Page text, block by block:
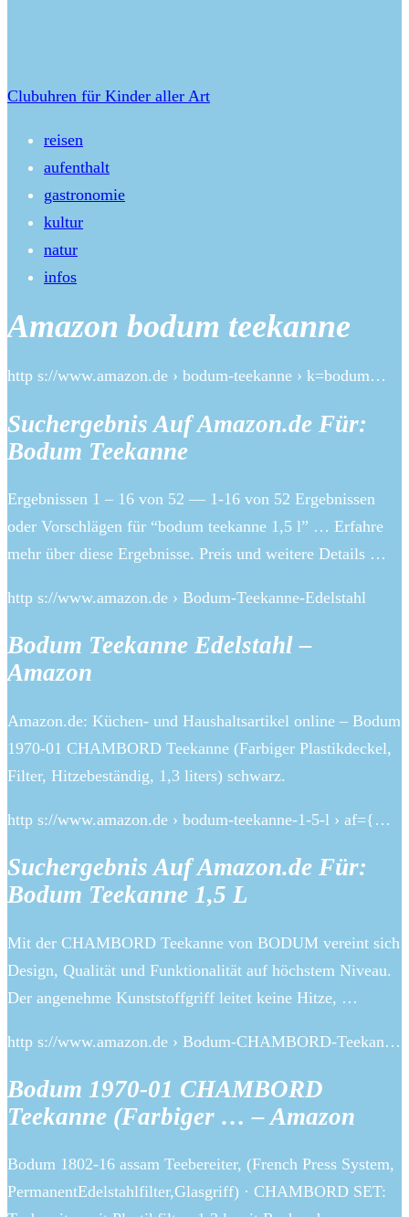
Clubuhren für Kinder aller Art
reisen
aufenthalt
gastronomie
kultur
natur
infos
Amazon bodum teekanne
http s://www.amazon.de › bodum-teekanne › k=bodum…
Suchergebnis Auf Amazon.de Für:
Bodum Teekanne
Ergebnissen 1 – 16 von 52 — 1-16 von 52 Ergebnissen
oder Vorschlägen für “bodum teekanne 1,5 l” … Erfahre
mehr über diese Ergebnisse. Preis und weitere Details …
http s://www.amazon.de › Bodum-Teekanne-Edelstahl
Bodum Teekanne Edelstahl –
Amazon
Amazon.de: Küchen- und Haushaltsartikel online – Bodum
1970-01 CHAMBORD Teekanne (Farbiger Plastikdeckel,
Filter, Hitzebeständig, 1,3 liters) schwarz.
http s://www.amazon.de › bodum-teekanne-1-5-l › af={…
Suchergebnis Auf Amazon.de Für:
Bodum Teekanne 1,5 L
Mit der CHAMBORD Teekanne von BODUM vereint sich
Design, Qualität und Funktionalität auf höchstem Niveau.
Der angenehme Kunststoffgriff leitet keine Hitze, …
http s://www.amazon.de › Bodum-CHAMBORD-Teekan…
Bodum 1970-01 CHAMBORD
Teekanne (Farbiger … – Amazon
Bodum 1802-16 assam Teebereiter, (French Press System,
PermanentEdelstahlfilter,Glasgriff) · CHAMBORD SET: